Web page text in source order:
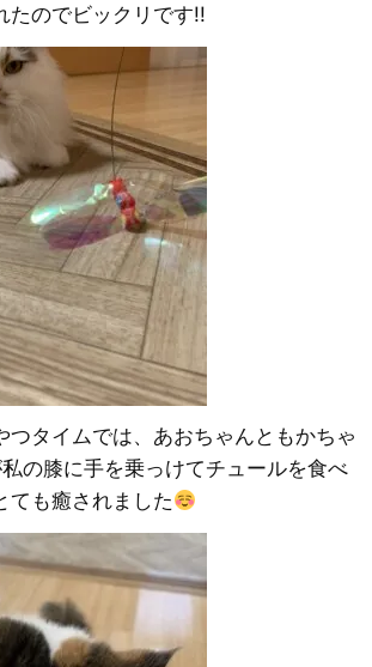
たのでビックリです!!
つタイムでは、あおちゃんともかちゃ
の膝に手を乗っけてチュールを食べ
ても癒されました